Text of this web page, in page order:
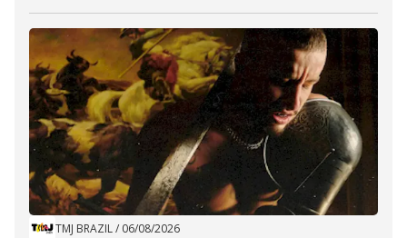
TMJ BRAZIL/ 06/08/2026